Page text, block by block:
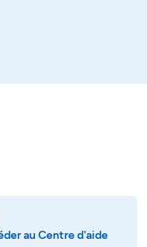
au Centre d'aide